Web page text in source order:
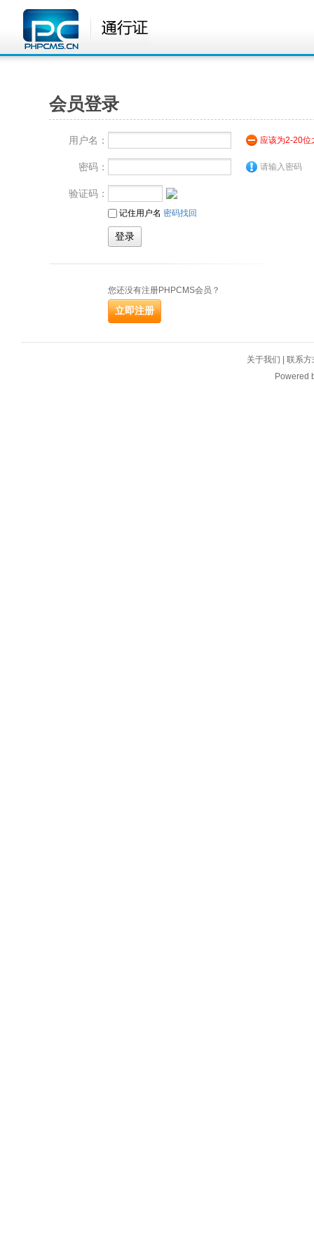
会员登录
用户名： 应该为2-20位
密码： 请输入密码
验证码：
记住用户名 密码找回
您还没有注册PHPCMS会员？
关于我们
联系方
Powered